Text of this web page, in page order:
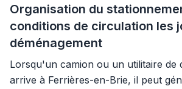
Organisation du
conditions de circulation les
déménagement
Lorsqu'un camion ou un utilitaire de
arrive à Ferrières-en-Brie, il peut